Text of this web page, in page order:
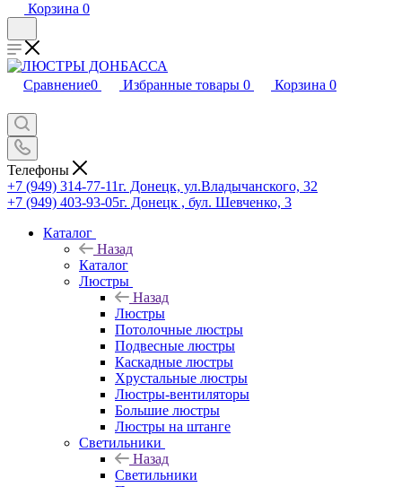
Корзина 0
Сравнение0 Избранные товары 0 Корзина 0
Телефоны
+7 (949) 314-77-11г. Донецк, ул.Владычанского, 32
+7 (949) 403-93-05г. Донецк , бул. Шевченко, 3
Каталог
Назад
Каталог
Люстры
Назад
Люстры
Потолочные люстры
Подвесные люстры
Каскадные люстры
Хрустальные люстры
Люстры-вентиляторы
Большие люстры
Люстры на штанге
Светильники
Назад
Светильники